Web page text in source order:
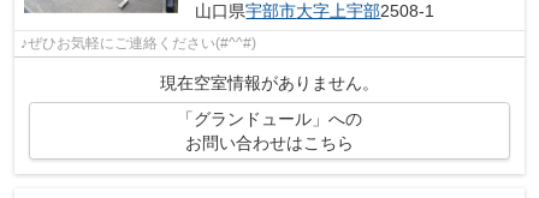
山口県宇部市大字上宇部2508-1
♪ぜひお気軽にご連絡ください(#^^#)
現在空室情報がありません。
「グランドュール」への
お問い合わせはこちら